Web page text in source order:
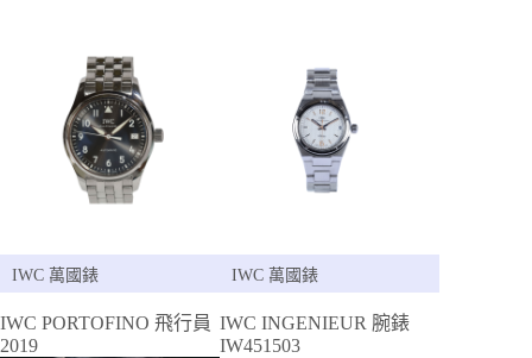
IWC 萬國錶
IWC PORTOFINO 飛行員
2019
IWC 萬國錶
IWC INGENIEUR 腕錶
IW451503